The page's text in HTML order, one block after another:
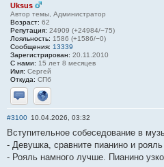
Uksus
Автор темы, Администратор
Возраст: 62
Репутация: 24909 (+24984/−75)
Лояльность: 1586 (+1586/−0)
Сообщения: 13339
Зарегистрирован: 20.11.2010
С нами: 15 лет 8 месяцев
Имя: Сергей
Откуда: СПб
Отправить личное сообщение
Сайт
#3100 10.04.2026, 03:32
Вступительное собеседование в
- Девушка, сравните пианино и рояль
- Рояль намного лучше. Пианино